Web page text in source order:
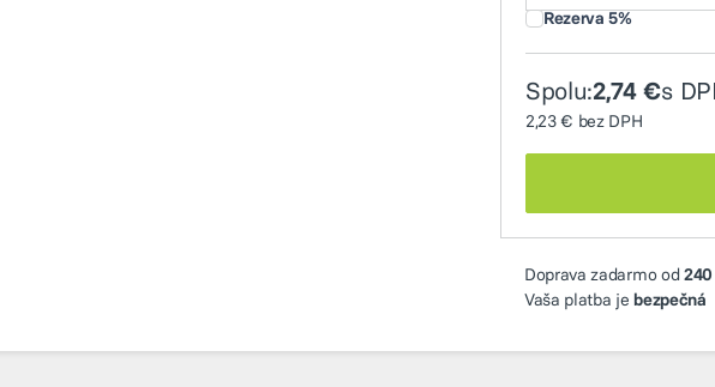
Rezerva 5%
Spolu:2,74 €s
2,23 € bez DPH
Doprava zadarmo od
Vaša platba jebezpečná